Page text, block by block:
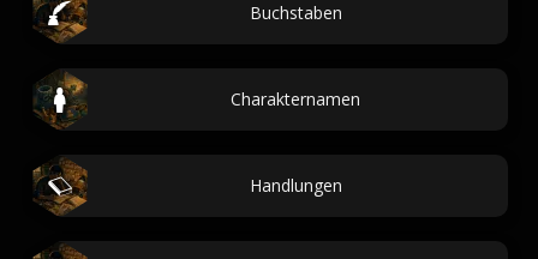
Buchstaben
Charakternamen
Handlungen